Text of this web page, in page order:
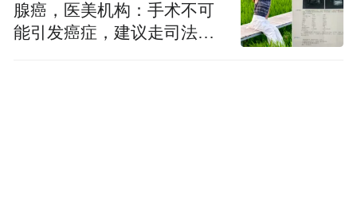
腺癌，医美机构：手术不可
能引发癌症，建议走司法途